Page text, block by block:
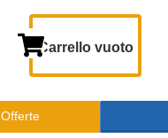
Carrello vuoto
Offerte